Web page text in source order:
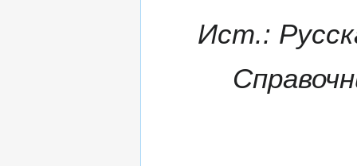
Ист.: